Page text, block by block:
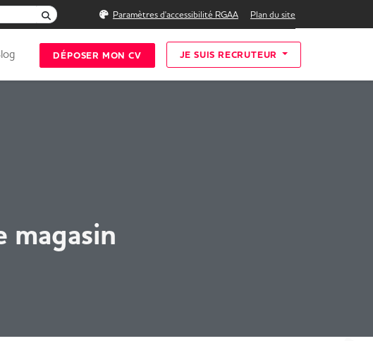
Rechercher Paramètres d'accessibilité RGAA Plan du site
DÉPOSER MON CV JE SUIS RECRUTEUR
magasin